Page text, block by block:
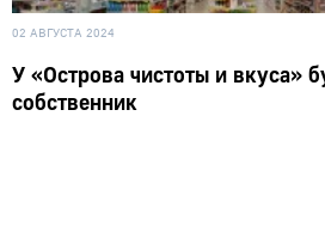
02 АВГУСТА 2024
У «Острова чистоты и вкуса»
собственник